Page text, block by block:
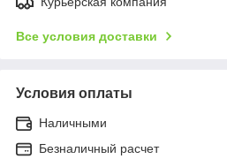
Все условия доставки
Условия оплаты
Наличными
Безналичный расчет